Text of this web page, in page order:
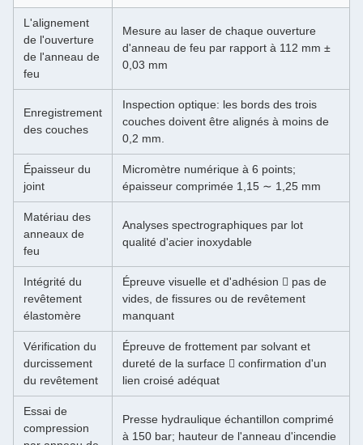
L'alignement
de l'ouverture
de l'anneau de
feu
Mesure au laser de chaque ouverture
d'anneau de feu par rapport à 112 mm ±
0,03 mm
Enregistrement
des couches
Inspection optique: les bords des trois
couches doivent être alignés à moins de
0,2 mm.
Épaisseur du
joint
Micromètre numérique à 6 points;
épaisseur comprimée 1,15 ∼ 1,25 mm
Matériau des
anneaux de
feu
Analyses spectrographiques par lot ️
qualité d'acier inoxydable
Intégrité du
revêtement
élastomère
Épreuve visuelle et d'adhésion  pas de
vides, de fissures ou de revêtement
manquant
Vérification du
durcissement
du revêtement
Épreuve de frottement par solvant et
dureté de la surface  confirmation d'un
lien croisé adéquat
Essai de
compression
Presse hydraulique échantillon comprimé
à 150 bar; hauteur de l'anneau d'incendie